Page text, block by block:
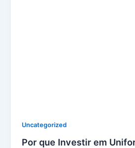
Uncategorized
Por que Investir em